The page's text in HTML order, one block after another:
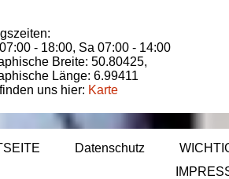
- 18:00, Sa 07:00 - 14:00
Breite: 50.80425,
Länge: 6.99411
uns hier: Karte
Datenschutz